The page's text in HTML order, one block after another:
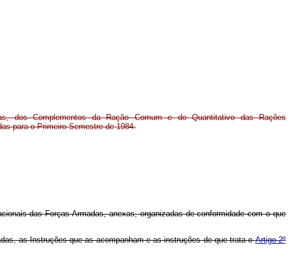
dos Complementos da Ração Comum e do Quantitativo das Rações
para o Primeiro Semestre de 1984.
das Forças Armadas, anexas, organizadas de conformidade com o que
as Instruções que as acompanham e as instruções de que trata oArtigo 2º